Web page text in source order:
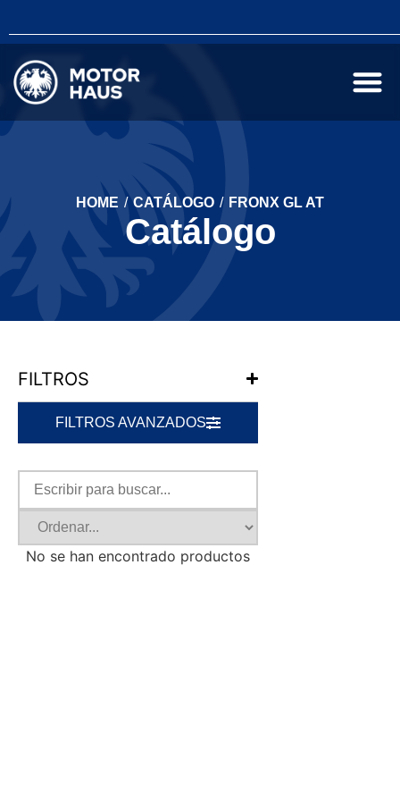
HOME / CATÁLOGO / FRONX GL AT
Catálogo
FILTROS
FILTROS AVANZADOS
No se han encontrado productos